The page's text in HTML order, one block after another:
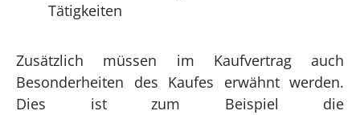
Tätigkeiten
Zusätzlich müssen im Kaufvertrag auch
Besonderheiten des Kaufes erwähnt werden.
Dies ist zum Beispiel die